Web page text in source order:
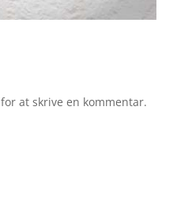
for at skrive en kommentar.